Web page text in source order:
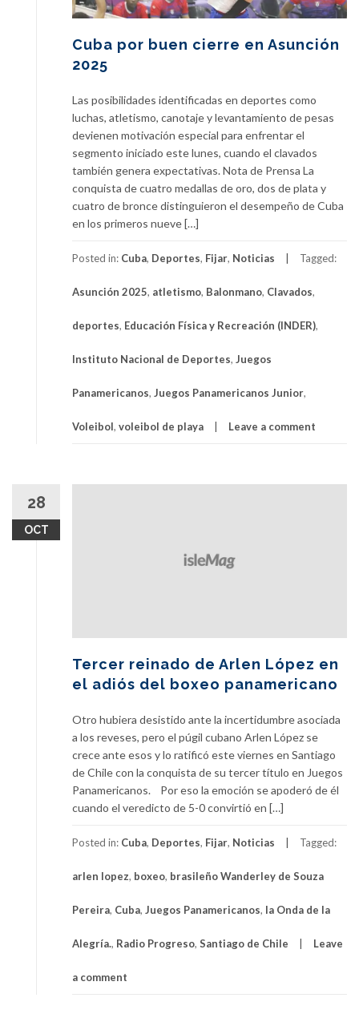
Cuba por buen cierre en Asunción
2025
Las posibilidades identificadas en deportes como
luchas, atletismo, canotaje y levantamiento de pesas
devienen motivación especial para enfrentar el
segmento iniciado este lunes, cuando el clavados
también genera expectativas. Nota de Prensa La
conquista de cuatro medallas de oro, dos de plata y
cuatro de bronce distinguieron el desempeño de Cuba
en los primeros nueve […]
Posted in: Cuba, Deportes, Fijar, Noticias Tagged:
Asunción 2025, atletismo, Balonmano, Clavados,
deportes, Educación Física y Recreación (INDER),
Instituto Nacional de Deportes, Juegos
Panamericanos, Juegos Panamericanos Junior,
Voleibol, voleibol de playa Leave a comment
28
OCT
Tercer reinado de Arlen López en
el adiós del boxeo panamericano
Otro hubiera desistido ante la incertidumbre asociada
a los reveses, pero el púgil cubano Arlen López se
crece ante esos y lo ratificó este viernes en Santiago
de Chile con la conquista de su tercer título en Juegos
Panamericanos. Por eso la emoción se apoderó de él
cuando el veredicto de 5-0 convirtió en […]
Posted in: Cuba, Deportes, Fijar, Noticias Tagged:
arlen lopez, boxeo, brasileño Wanderley de Souza
Pereira, Cuba, Juegos Panamericanos, la Onda de la
Alegría., Radio Progreso, Santiago de Chile Leave
a comment